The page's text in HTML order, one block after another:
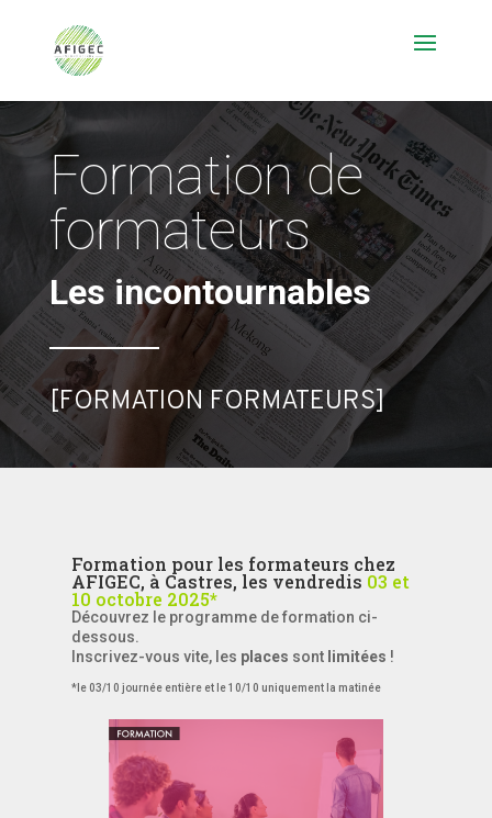
Formation de
formateurs
Les incontournables
[FORMATION FORMATEURS]
Formation pour les formateurs chez
AFIGEC, à Castres, les vendredis 03 et
10 octobre 2025*
Découvrez le programme de formation ci-
dessous.
Inscrivez-vous vite, les places sont limitées !
*le 03/10 journée entière et le 10/10 uniquement la matinée